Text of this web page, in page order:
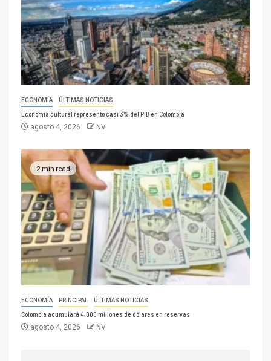
ECONOMÍA ÚLTIMAS NOTICIAS
Economía cultural representó casi 3% del PIB en Colombia
agosto 4, 2026 NV
2 min read
ECONOMÍA PRINCIPAL ÚLTIMAS NOTICIAS
Colombia acumulará 4,000 millones de dólares en reservas
agosto 4, 2026 NV